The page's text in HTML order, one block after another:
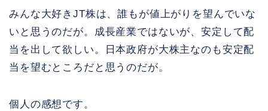
みんな大好きJT株は、誰もが値上がりを望んでいな
いと思うのだが。成長産業ではないが、安定して配
当を出して欲しい。日本政府が大株主なのも安定配
当を望むところだと思うのだが。
個人の感想です。